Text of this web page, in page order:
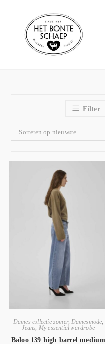
Filter
Sorteren op nieuwste
Dames collectie zomer, Damesmode
Jeans
My essential wardrobe
Baloo 139 high barrel medium